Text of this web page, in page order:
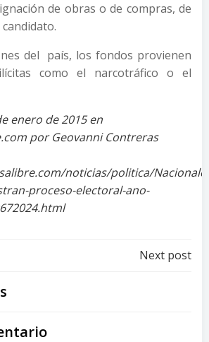
de obras o de compras, de
del país, los fondos provienen
como el narcotráfico o el
enero de 2015 en
por Geovanni Contreras
noticias/politica/
proceso-electoral-ano-
Next post